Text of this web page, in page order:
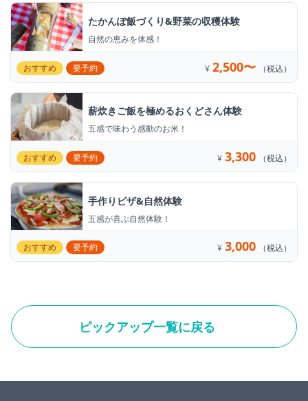
たかんぽ飯づくり&野菜の収穫体験
自然の恵みを体感！
おすすめ 要予約 ¥ 2,500〜 （税込）
薪炊きご飯を極めるおくどさん体験
五感で味わう感動のお米！
おすすめ 要予約 ¥ 3,300 （税込）
手作りピザ&自然体験
五感が喜ぶ自然体験！
おすすめ 要予約 ¥ 3,000 （税込）
ピックアップ一覧に戻る